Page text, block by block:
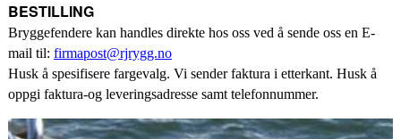
BESTILLING
Bryggefendere kan handles direkte hos oss ved å sende oss en E-
mail til: firmapost@rjrygg.no
Husk å spesifisere fargevalg. Vi sender faktura i etterkant. Husk å
oppgi faktura-og leveringsadresse samt telefonnummer.